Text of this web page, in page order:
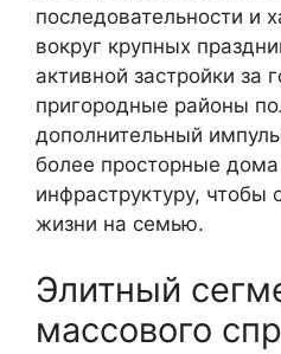
последовательности и
вокруг крупных
активной застройки за
пригородные районы
дополнительный
более просторные
инфраструктуру, чтобы
жизни на семью.
Элитный
массового